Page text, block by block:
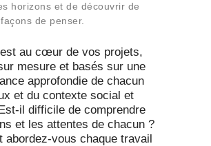
horizons et de découvrir de
de penser.
au cœur de vos projets,
mesure et basés sur une
approfondie de chacun
et du contexte social et
il difficile de comprendre
et les attentes de chacun ?
abordez-vous chaque travail